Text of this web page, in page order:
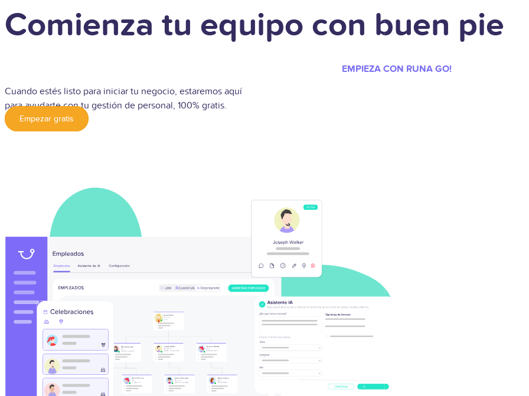
Comienza tu equipo con buen pie
EMPIEZA CON RUNA GO!
Cuando estés listo para iniciar tu negocio, estaremos aquí
para ayudarte con tu gestión de personal, 100% gratis.
Empezar gratis